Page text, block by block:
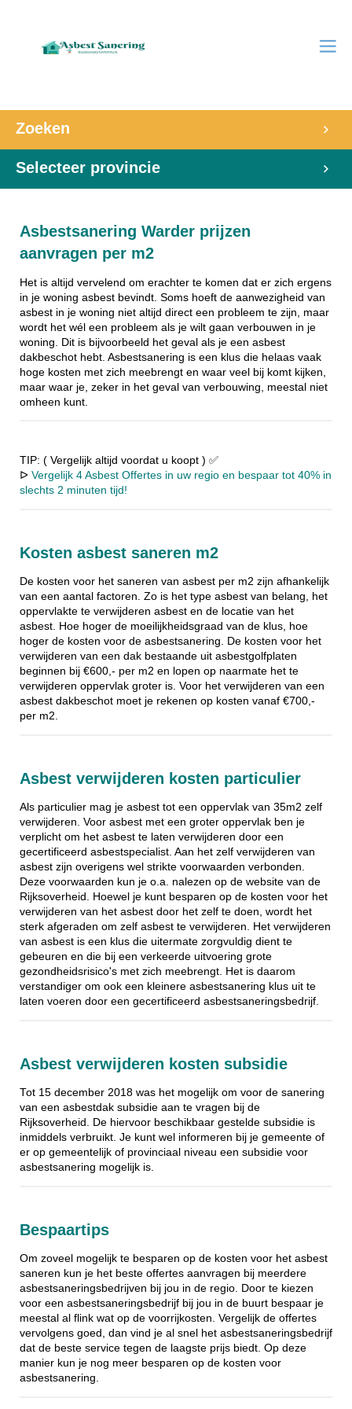
Zoeken
Selecteer provincie
Asbestsanering Warder prijzen
aanvragen per m2
Het is altijd vervelend om erachter te komen dat er zich ergens
in je woning asbest bevindt. Soms hoeft de aanwezigheid van
asbest in je woning niet altijd direct een probleem te zijn, maar
wordt het wél een probleem als je wilt gaan verbouwen in je
woning. Dit is bijvoorbeeld het geval als je een asbest
dakbeschot hebt. Asbestsanering is een klus die helaas vaak
hoge kosten met zich meebrengt en waar veel bij komt kijken,
maar waar je, zeker in het geval van verbouwing, meestal niet
omheen kunt.
TIP: ( Vergelijk altijd voordat u koopt ) ✅
ᐅ Vergelijk 4 Asbest Offertes in uw regio en bespaar tot 40% in
slechts 2 minuten tijd!
Kosten asbest saneren m2
De kosten voor het saneren van asbest per m2 zijn afhankelijk
van een aantal factoren. Zo is het type asbest van belang, het
oppervlakte te verwijderen asbest en de locatie van het
asbest. Hoe hoger de moeilijkheidsgraad van de klus, hoe
hoger de kosten voor de asbestsanering. De kosten voor het
verwijderen van een dak bestaande uit asbestgolfplaten
beginnen bij €600,- per m2 en lopen op naarmate het te
verwijderen oppervlak groter is. Voor het verwijderen van een
asbest dakbeschot moet je rekenen op kosten vanaf €700,-
per m2.
Asbest verwijderen kosten particulier
Als particulier mag je asbest tot een oppervlak van 35m2 zelf
verwijderen. Voor asbest met een groter oppervlak ben je
verplicht om het asbest te laten verwijderen door een
gecertificeerd asbestspecialist. Aan het zelf verwijderen van
asbest zijn overigens wel strikte voorwaarden verbonden.
Deze voorwaarden kun je o.a. nalezen op de website van de
Rijksoverheid. Hoewel je kunt besparen op de kosten voor het
verwijderen van het asbest door het zelf te doen, wordt het
sterk afgeraden om zelf asbest te verwijderen. Het verwijderen
van asbest is een klus die uitermate zorgvuldig dient te
gebeuren en die bij een verkeerde uitvoering grote
gezondheidsrisico's met zich meebrengt. Het is daarom
verstandiger om ook een kleinere asbestsanering klus uit te
laten voeren door een gecertificeerd asbestsaneringsbedrijf.
Asbest verwijderen kosten subsidie
Tot 15 december 2018 was het mogelijk om voor de sanering
van een asbestdak subsidie aan te vragen bij de
Rijksoverheid. De hiervoor beschikbaar gestelde subsidie is
inmiddels verbruikt. Je kunt wel informeren bij je gemeente of
er op gemeentelijk of provinciaal niveau een subsidie voor
asbestsanering mogelijk is.
Bespaartips
Om zoveel mogelijk te besparen op de kosten voor het asbest
saneren kun je het beste offertes aanvragen bij meerdere
asbestsaneringsbedrijven bij jou in de regio. Door te kiezen
voor een asbestsaneringsbedrijf bij jou in de buurt bespaar je
meestal al flink wat op de voorrijkosten. Vergelijk de offertes
vervolgens goed, dan vind je al snel het asbestsaneringsbedrijf
dat de beste service tegen de laagste prijs biedt. Op deze
manier kun je nog meer besparen op de kosten voor
asbestsanering.